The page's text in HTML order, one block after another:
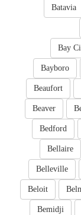
Batavia
Bay
Bayboro
Beaufort
Beaver
Bedford
Bellaire
Belleville
Beloit
Bemidji